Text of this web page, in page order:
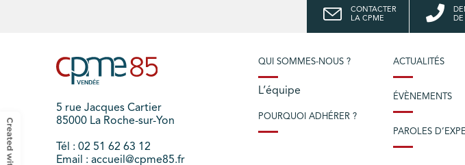
CONTACTER
LA CPME
DE
5 rue Jacques Cartier
85000 La Roche-sur-Yon
Tél : 02 51 62 63 12
Email : accueil@cpme85.fr
QUI SOMMES-NOUS ?
L’équipe
POURQUOI ADHÉRER ?
ACTUALITÉS
ÉVÈNEMENTS
PAROLES